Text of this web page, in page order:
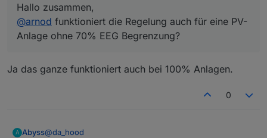
Hallo zusammen,
@arnod funktioniert die Regelung auch für eine PV-
Anlage ohne 70% EEG Begrenzung?
Ja das ganze funktioniert auch bei 100% Anlagen.
0
A Abyss@da_hood